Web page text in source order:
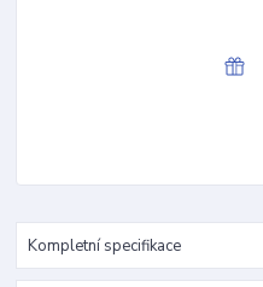
Kompletní specifikace